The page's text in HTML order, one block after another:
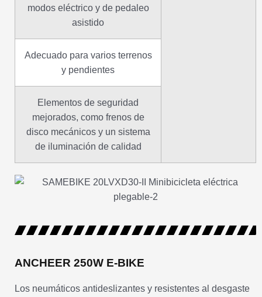
modos eléctrico y de pedaleo
asistido
Adecuado para varios terrenos
y pendientes
Elementos de seguridad
mejorados, como frenos de
disco mecánicos y un sistema
de iluminación de calidad
ANCHEER 250W E-BIKE
Los neumáticos antideslizantes y resistentes al desgaste